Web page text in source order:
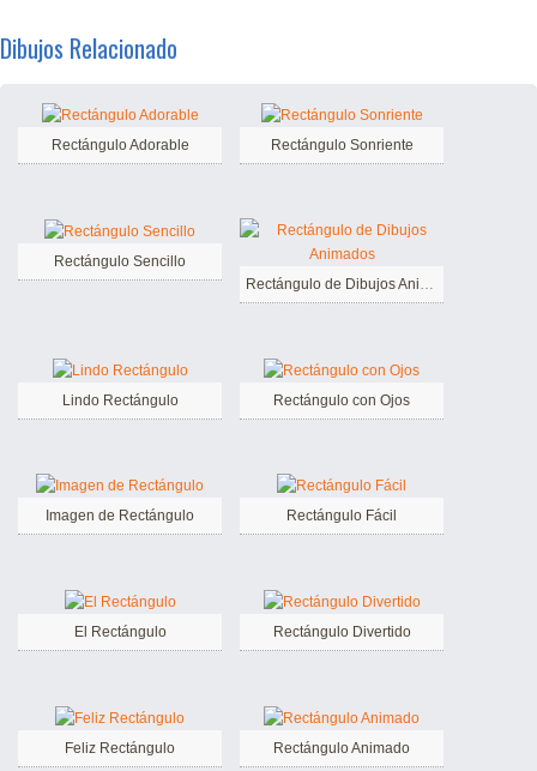
Dibujos Relacionado
Rectángulo Adorable Rectángulo Sonriente
Rectángulo Sencillo
Rectángulo de Dibujos Animados
Lindo Rectángulo Rectángulo con Ojos
Imagen de Rectángulo Rectángulo Fácil
El Rectángulo Rectángulo Divertido
Feliz Rectángulo Rectángulo Animado